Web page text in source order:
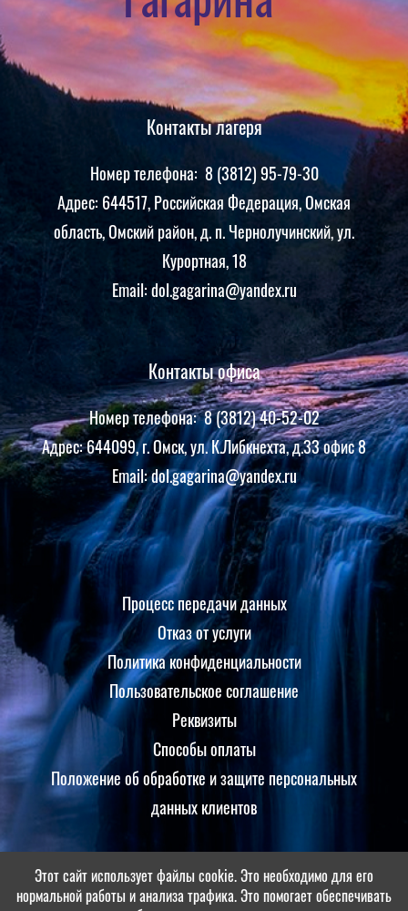
Контакты лагеря
Номер телефона: 8 (3812) 95-79-30
Адрес: 644517, Российская Федерация, Омская
область, Омский район, д. п. Чернолучинский, ул.
Курортная, 18
Email: dol.gagarina@yandex.ru
Контакты офиса
Номер телефона: 8 (3812) 40-52-02
Адрес: 644099, г. Омск, ул. К.Либкнехта, д.33 офис 8
Email: dol.gagarina@yandex.ru
Процесс передачи данных
Отказ от услуги
Политика конфиденциальности
Пользовательское соглашение
Реквизиты
Способы оплаты
Положение об обработке и защите персональных
данных клиентов
Принимаем оплаты
Этот сайт использует файлы cookie. Это необходимо для его
нормальной работы и анализа трафика. Это помогает обеспечивать